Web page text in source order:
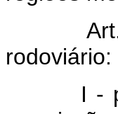
rodoviário:
I -